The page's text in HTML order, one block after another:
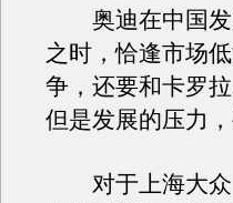
奥迪在中国发
之时，恰逢市场
争，还要和卡罗拉
但是发展的压力
对于上海大众